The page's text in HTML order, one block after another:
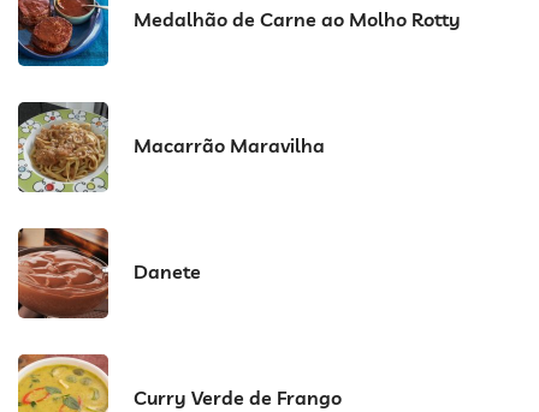
Medalhão de Carne ao Molho Rotty
Macarrão Maravilha
Danete
Curry Verde de Frango